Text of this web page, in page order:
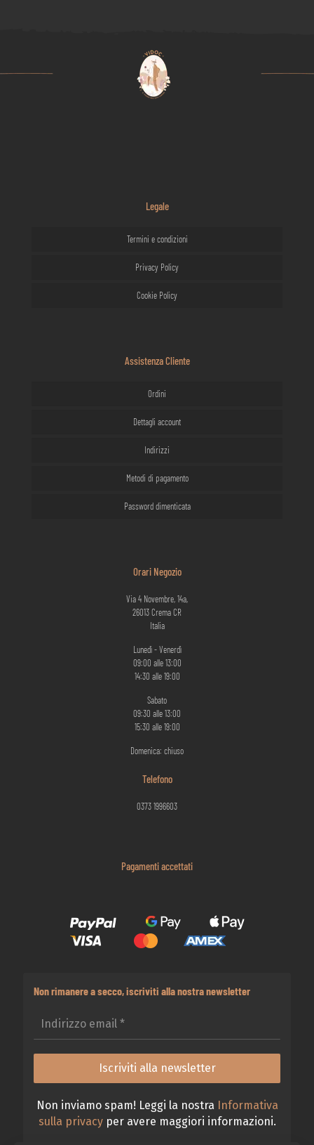
Legale
Termini e condizioni
Privacy Policy
Cookie Policy
Assistenza Cliente
Ordini
Dettagli account
Indirizzi
Metodi di pagamento
Password dimenticata
Orari Negozio
Via 4 Novembre, 14a,
26013 Crema CR
Italia
Lunedì - Venerdì
09:00 alle 13:00
14:30 alle 19:00
Sabato
09:30 alle 13:00
15:30 alle 19:00
Domenica: chiuso
Telefono
0373 1996603
Pagamenti accettati
Non rimanere a secco, iscriviti alla nostra newsletter
Non inviamo spam! Leggi la nostra Informativa
sulla privacyper avere maggiori informazioni.